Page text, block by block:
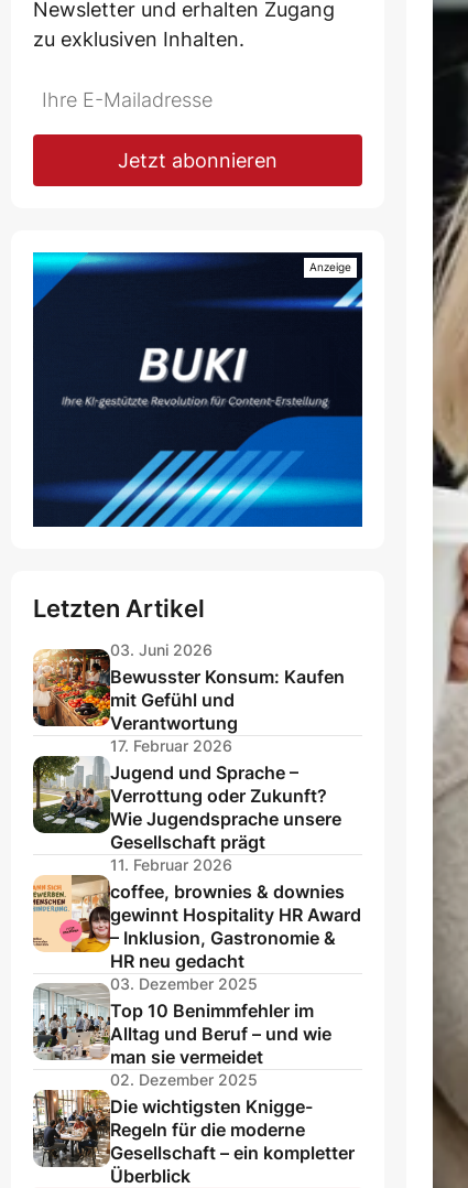
Newsletter und erhalten Zugang
zu exklusiven Inhalten.
Jetzt abonnieren
Letzten Artikel
03. Juni 2026
Bewusster Konsum: Kaufen
mit Gefühl und
Verantwortung
17. Februar 2026
Jugend und Sprache –
Verrottung oder Zukunft?
Wie Jugendsprache unsere
Gesellschaft prägt
11. Februar 2026
coffee, brownies & downies
gewinnt Hospitality HR Award
– Inklusion, Gastronomie &
HR neu gedacht
03. Dezember 2025
Top 10 Benimmfehler im
Alltag und Beruf – und wie
man sie vermeidet
02. Dezember 2025
Die wichtigsten Knigge-
Regeln für die moderne
Gesellschaft – ein kompletter
Überblick